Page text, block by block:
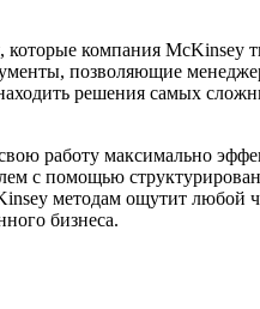
компания McKinsey
позволяющие
решения самых
работу максимально
с помощью
методам ощутит любой
бизнеса.